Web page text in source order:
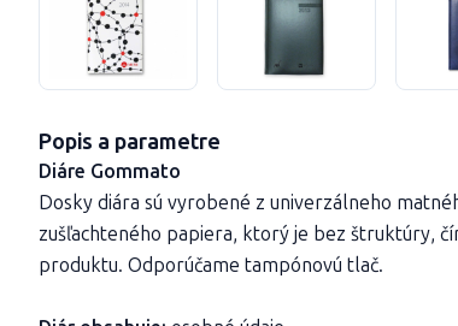
Popis a parametre
Diáre Gommato
Dosky diára sú vyrobené z univerzálneho
zušľachteného papiera, ktorý je bez štruktúry,
produktu. Odporúčame tampónovú tlač.